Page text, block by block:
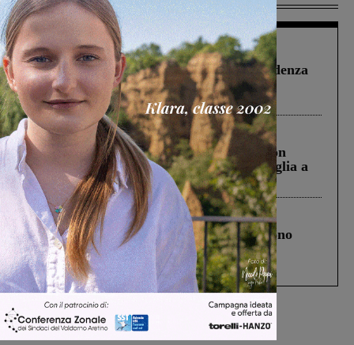
Figline Incisa Valdarno 1 Agosto 2026
Piscina di Figline finanziata oltre la scadenza
Pnrr, il gruppo di Fratelli d’Italia: “Un
ringraziamento al Governo”
Cronaca 3 Agosto 2026
Scomparso da una struttura di Castiglion
Fiorentino l’uomo che aveva ucciso la figlia a
Levane nel 2020
Cronaca 4 Agosto 2026
Un anno fa la strage in A1 in cui morirono
Gianni, Giulia e Franco. Lo schianto, il
processo, lo stop ai sorpassi fra tir....